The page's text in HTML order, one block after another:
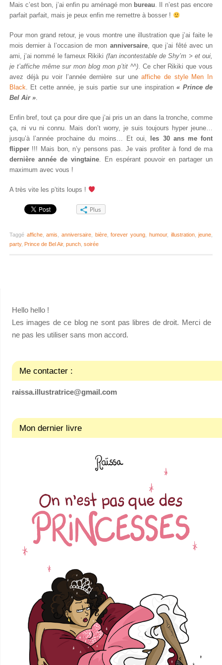
Mais c’est bon, j’ai enfin pu aménagé mon bureau. Il n’est pas encore
parfait parfait, mais je peux enfin me remettre à bosser !
Pour mon grand retour, je vous montre une illustration que j’ai faite le
mois dernier à l’occasion de mon anniversaire, que j’ai fêté avec un
ami, j’ai nommé le fameux Rikiki (fan incontestable de Shy’m > et oui,
je t’affiche même sur mon blog mon p’tit ^^). Ce cher Rikiki que vous
avez déjà pu voir l’année dernière sur uneaffiche de style Men In
Black . Et cette année, je suis partie sur une inspiration« Prince de
Bel Air ».
Enfin bref, tout ça pour dire que j’ai pris un an dans la tronche, comme
ça, ni vu ni connu. Mais don’t worry, je suis toujours hyper jeune…
jusqu’à l’année prochaine du moins… Et oui,
les 30 ans me font
flipper!!! Mais bon, n’y pensons pas. Je vais profiter à fond de ma
dernière année de vingtaine. En espérant pouvoir en partager un
maximum avec vous !
A très vite les p’tits loups !
Plus
Taggé affiche,amis anniversaire bière,forever young humour, illustration,jeune
party, Prince de Bel Air, punch, soirée
Hello hello !
Les images de ce blog ne sont pas libres de droit. Merci de
ne pas les utiliser sans mon accord.
Me contacter :
raissa.illustratrice@gmail.com
Mon dernier livre